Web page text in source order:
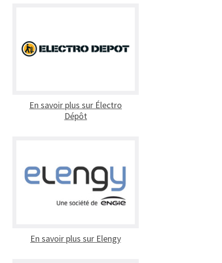
En savoir plus sur Électro
Dépôt
En savoir plus sur Elengy